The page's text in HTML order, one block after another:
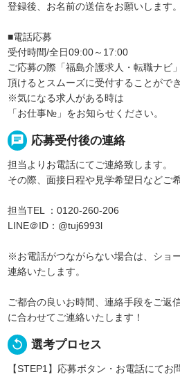
登録後、お名前の送信をお願いします。
■電話応募
受付時間/全日09:00～17:00
ご応募の際「福島介護求人・転職ナビ
頂けるとスムーズに受付することができ
※気になる求人がある時は
「お仕事№」をお知らせください。
chat 応募受付後の連絡
担当よりお電話にてご連絡致します。
その際、面接日程や見学希望日などご
担当TEL ：0120-260-206
LINE＠ID：@tuj6993l
※お電話がつながらない場合は、ショ
連絡いたします。
ご都合の良いお時間、連絡手段をご返
に合わせてご連絡いたします！
replay 選考プロセス
【STEP1】応募ボタン・お電話にてお